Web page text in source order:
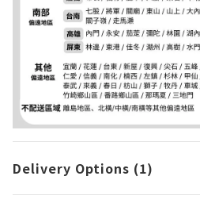
Delivery Options (1)